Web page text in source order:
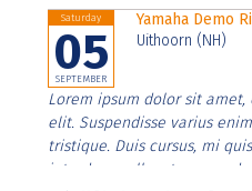
Saturday
05
SEPTEMBER
Yamaha Demo
Uithoorn (NH)
Lorem ipsum dolor sit
elit. Suspendisse varius
tristique. Duis cursus, mi
interdum nulla, ut